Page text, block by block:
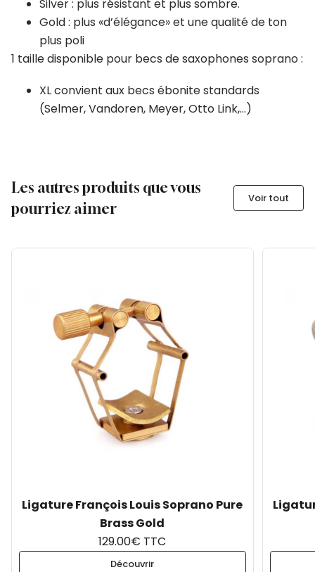
Silver : plus résistant et plus sombre.
Gold : plus «d’élégance» et une qualité de ton
plus poli
1 taille disponible pour becs de saxophones soprano :
XL convient aux becs ébonite standards
(Selmer, Vandoren, Meyer, Otto Link,…)
Les autres produits que vous
pourriez aimer
Voir tout
Ligature François Louis Soprano Pure
Brass Gold
129.00€ TTC
Découvrir